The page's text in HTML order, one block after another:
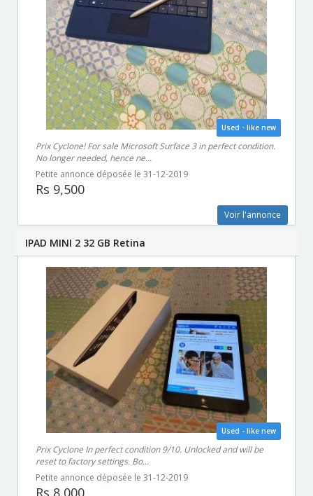
Used - like new
Prix Cyclone! For sale Microsoft Surface 3 in perfect condition.
No longer needed, hence ne...
Petite annonce déposée le 31-12-2019
Rs 9,500
Voir l'annonce
IPAD MINI 2 32 GB Retina
Used - like new
Prix Cyclone In perfect condition 9/10. Unlocked and will be
reset to factory settings. Bo...
Petite annonce déposée le 31-12-2019